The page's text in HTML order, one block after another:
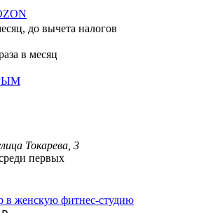
до вычета налогов
в месяц
Токарева, 3
первых
в женскую фитнес-студию